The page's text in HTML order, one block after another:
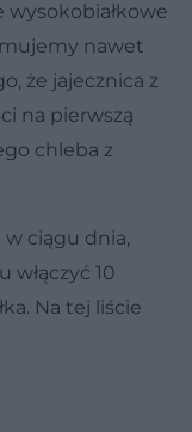
wysokobiałkowe
nawet
że jajecznica z
na pierwszą
chleba z
ciągu dnia,
włączyć 10
Na tej liście